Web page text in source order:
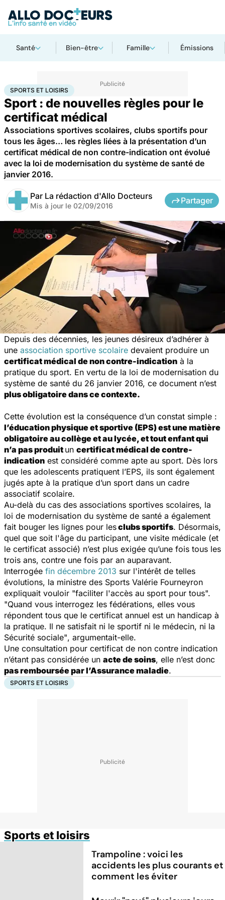
Santé Bien-être Famille Émissions
AccueilSanté Sports et loisirs
SPORTS ET LOISIRS
Sport : de nouvelles règles pour le
certificat médical
Associations sportives scolaires, clubs sportifs pour
tous les âges… les règles liées à la présentation d’un
certificat médical de non contre-indication ont évolué
avec la loi de modernisation du système de santé de
janvier 2016.
Par La rédaction d'Allo Docteurs
Mis à jour le 02/09/2016
Partager
Depuis des décennies, les jeunes désireux d’adhérer à
une association sportive scolaire devaient produire un
certificat médical de non contre-indication à la
pratique du sport. En vertu de la loi de modernisation du
système de santé du 26 janvier 2016, ce document n’est
plus obligatoire dans ce contexte.
Cette évolution est la conséquence d’un constat simple :
l’éducationphysique et sportive (EPS) est unematière
obligatoire au collège et au lycée, et tout enfant qui
n’a pas produit un certificat médical de contre-
indication est considéré comme apte au sport. Dès lors
que les adolescents pratiquent l’EPS, ils sont également
jugés apte à la pratique d’un sport dans un cadre
associatif scolaire.
Au-delà du cas des associations sportives scolaires, la
loi de modernisation du système de santé a également
fait bouger les lignes pour lesclubs sportifs. Désormais,
quel que soit l'âge du participant, une visite médicale (et
le certificat associé) n’est plus exigée qu’une fois tous les
trois ans, contre une fois par an auparavant.
Interrogée fin décembre 2013 sur l'intérêt de telles
évolutions, la ministre des Sports Valérie Fourneyron
expliquait vouloir "faciliter l'accès au sport pour tous".
"Quand vous interrogez les fédérations, elles vous
répondent tous que le certificat annuel est un handicap à
la pratique. Il ne satisfait ni le sportif ni le médecin, ni la
Sécurité sociale", argumentait-elle.
Une consultation pour certificat de non contre indication
n’étant pas considérée un acte de soins, elle n’est donc
pas remboursée par l’Assurance maladie.
SPORTS ET LOISIRS
Sports et loisirs
Trampoline : voici les
accidents les plus courants et
comment les éviter